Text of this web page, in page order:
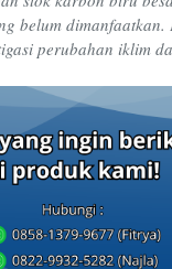
belum
perubahan iklim